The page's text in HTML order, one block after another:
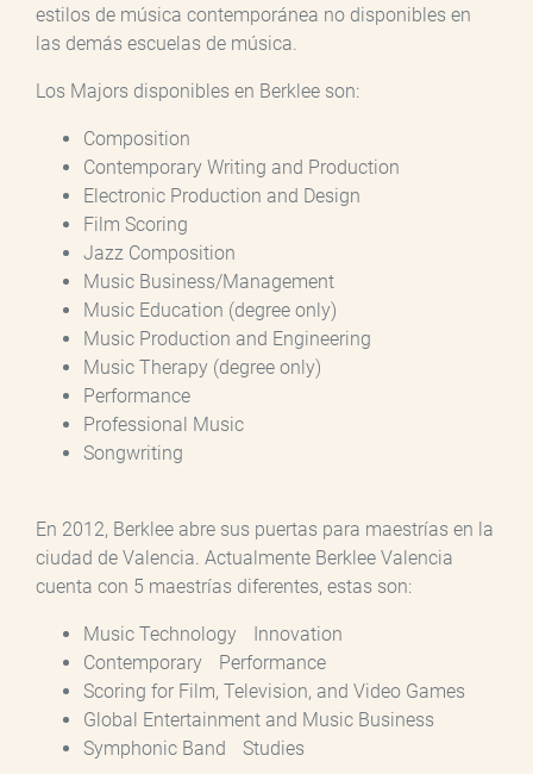
estilos de música contemporánea no disponibles en
las demás escuelas de música.
Los Majors disponibles en Berklee son:
Composition
Contemporary Writing and Production
Electronic Production and Design
Film Scoring
Jazz Composition
Music Business/Management
Music Education (degree only)
Music Production and Engineering
Music Therapy (degree only)
Performance
Professional Music
Songwriting
En 2012, Berklee abre sus puertas para maestrías en la
ciudad de Valencia. Actualmente Berklee Valencia
cuenta con 5 maestrías diferentes, estas son:
Music Technology Innovation
Contemporary Performance
Scoring for Film, Television, and Video Games
Global Entertainment and Music Business
Symphonic Band Studies